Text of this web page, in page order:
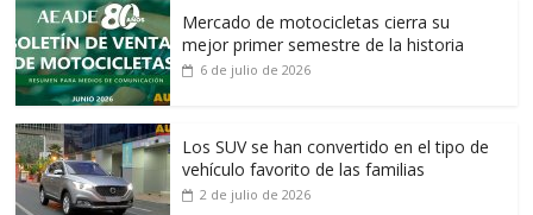
Mercado de motocicletas cierra su
mejor primer semestre de la historia
6 de julio de 2026
Los SUV se han convertido en el tipo de
vehículo favorito de las familias
2 de julio de 2026